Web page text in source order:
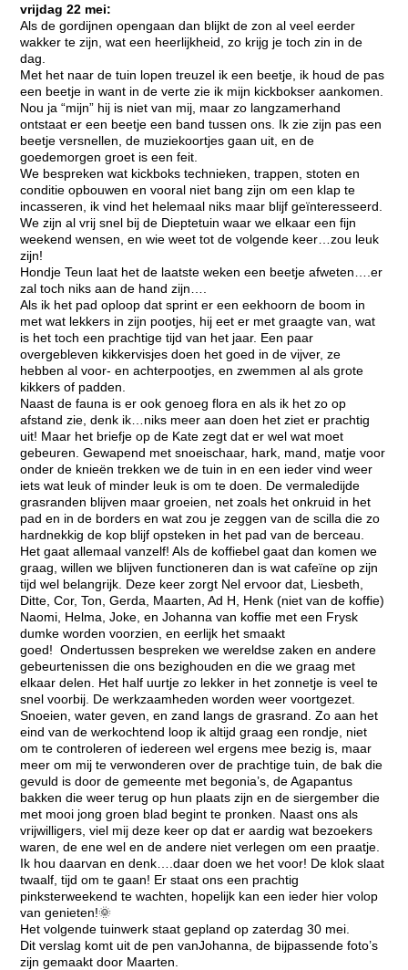
vrijdag 22 mei:
Als de gordijnen opengaan dan blijkt de zon al veel eerder
wakker te zijn, wat een heerlijkheid, zo krijg je toch zin in de
dag.
Met het naar de tuin lopen treuzel ik een beetje, ik houd de pas
een beetje in want in de verte zie ik mijn kickbokser aankomen.
Nou ja “mijn” hij is niet van mij, maar zo langzamerhand
ontstaat er een beetje een band tussen ons. Ik zie zijn pas een
beetje versnellen, de muziekoortjes gaan uit, en de
goedemorgen groet is een feit.
We bespreken wat kickboks technieken, trappen, stoten en
conditie opbouwen en vooral niet bang zijn om een klap te
incasseren, ik vind het helemaal niks maar blijf geïnteresseerd.
We zijn al vrij snel bij de Dieptetuin waar we elkaar een fijn
weekend wensen, en wie weet tot de volgende keer…zou leuk
zijn!
Hondje Teun laat het de laatste weken een beetje afweten….er
zal toch niks aan de hand zijn….
Als ik het pad oploop dat sprint er een eekhoorn de boom in
met wat lekkers in zijn pootjes, hij eet er met graagte van, wat
is het toch een prachtige tijd van het jaar. Een paar
overgebleven kikkervisjes doen het goed in de vijver, ze
hebben al voor- en achterpootjes, en zwemmen al als grote
kikkers of padden.
Naast de fauna is er ook genoeg flora en als ik het zo op
afstand zie, denk ik…niks meer aan doen het ziet er prachtig
uit! Maar het briefje op de Kate zegt dat er wel wat moet
gebeuren. Gewapend met snoeischaar, hark, mand, matje voor
onder de knieën trekken we de tuin in en een ieder vind weer
iets wat leuk of minder leuk is om te doen. De vermaledijde
grasranden blijven maar groeien, net zoals het onkruid in het
pad en in de borders en wat zou je zeggen van de scilla die zo
hardnekkig de kop blijf opsteken in het pad van de berceau.
Het gaat allemaal vanzelf! Als de koffiebel gaat dan komen we
graag, willen we blijven functioneren dan is wat cafeïne op zijn
tijd wel belangrijk. Deze keer zorgt Nel ervoor dat, Liesbeth,
Ditte, Cor, Ton, Gerda, Maarten, Ad H, Henk (niet van de koffie)
Naomi, Helma, Joke, en Johanna van koffie met een Frysk
dumke worden voorzien, en eerlijk het smaakt
goed! Ondertussen bespreken we wereldse zaken en andere
gebeurtenissen die ons bezighouden en die we graag met
elkaar delen. Het half uurtje zo lekker in het zonnetje is veel te
snel voorbij. De werkzaamheden worden weer voortgezet.
Snoeien, water geven, en zand langs de grasrand. Zo aan het
eind van de werkochtend loop ik altijd graag een rondje, niet
om te controleren of iedereen wel ergens mee bezig is, maar
meer om mij te verwonderen over de prachtige tuin, de bak die
gevuld is door de gemeente met begonia’s, de Agapantus
bakken die weer terug op hun plaats zijn en de siergember die
met mooi jong groen blad begint te pronken. Naast ons als
vrijwilligers, viel mij deze keer op dat er aardig wat bezoekers
waren, de ene wel en de andere niet verlegen om een praatje.
Ik hou daarvan en denk….daar doen we het voor! De klok slaat
twaalf, tijd om te gaan! Er staat ons een prachtig
pinksterweekend te wachten, hopelijk kan een ieder hier volop
van genieten!🌞
Het volgende tuinwerk staat gepland op zaterdag 30 mei.
Dit verslag komt uit de pen vanJohanna, de bijpassende foto’s
zijn gemaakt door Maarten.